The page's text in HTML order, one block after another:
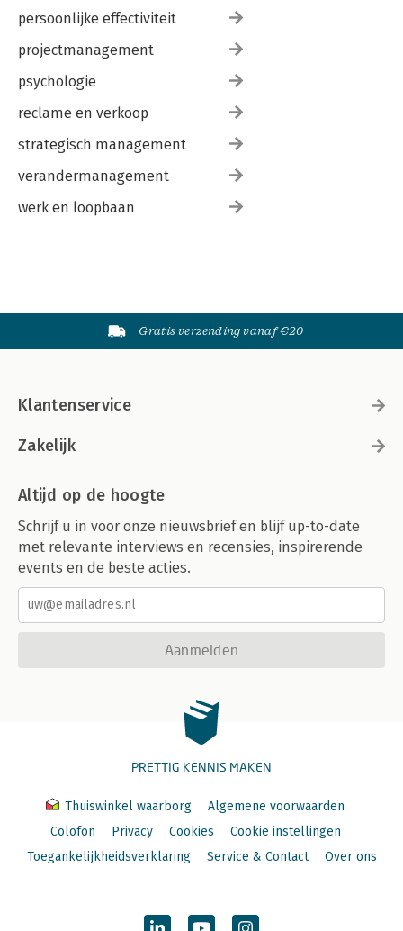
persoonlijke effectiviteit
projectmanagement
psychologie
reclame en verkoop
strategisch management
verandermanagement
werk en loopbaan
Gratis verzending vanaf €20
Klantenservice
Zakelijk
Altijd op de hoogte
Schrijf u in voor onze nieuwsbrief en blijf up-to-date
met relevante interviews en recensies, inspirerende
events en de beste acties.
Aanmelden
PRETTIG KENNIS MAKEN
Thuiswinkel waarborg
Algemene voorwaarden
Colofon
Privacy Cookies
Cookie instellingen
Toegankelijkheidsverklaring
Service & Contact Over ons